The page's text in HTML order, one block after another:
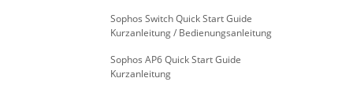
Sophos Switch Quick Start Guide
Kurzanleitung / Bedienungsanleitung
Sophos AP6 Quick Start Guide
Kurzanleitung